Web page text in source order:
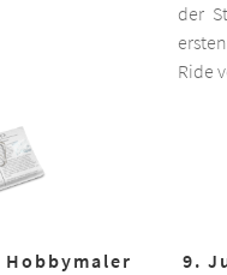
der
Ride
9.